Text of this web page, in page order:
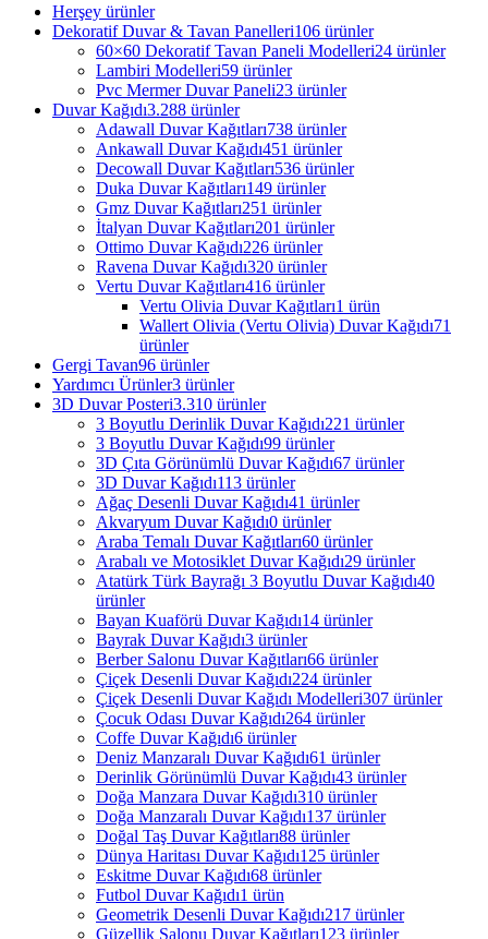
Herşey ürünler
Dekoratif Duvar & Tavan Panelleri106 ürünler
60×60 Dekoratif Tavan Paneli Modelleri24 ürünler
Lambiri Modelleri59 ürünler
Pvc Mermer Duvar Paneli23 ürünler
Duvar Kağıdı3.288 ürünler
Adawall Duvar Kağıtları738 ürünler
Ankawall Duvar Kağıdı451 ürünler
Decowall Duvar Kağıtları536 ürünler
Duka Duvar Kağıtları149 ürünler
Gmz Duvar Kağıtları251 ürünler
İtalyan Duvar Kağıtları201 ürünler
Ottimo Duvar Kağıdı226 ürünler
Ravena Duvar Kağıdı320 ürünler
Vertu Duvar Kağıtları416 ürünler
Vertu Olivia Duvar Kağıtları1 ürün
Wallert Olivia (Vertu Olivia) Duvar Kağıdı71
ürünler
Gergi Tavan96 ürünler
Yardımcı Ürünler3 ürünler
3D Duvar Posteri3.310 ürünler
3 Boyutlu Derinlik Duvar Kağıdı221 ürünler
3 Boyutlu Duvar Kağıdı99 ürünler
3D Çıta Görünümlü Duvar Kağıdı67 ürünler
3D Duvar Kağıdı113 ürünler
Ağaç Desenli Duvar Kağıdı41 ürünler
Akvaryum Duvar Kağıdı0 ürünler
Araba Temalı Duvar Kağıtları60 ürünler
Arabalı ve Motosiklet Duvar Kağıdı29 ürünler
Atatürk Türk Bayrağı 3 Boyutlu Duvar Kağıdı40
ürünler
Bayan Kuaförü Duvar Kağıdı14 ürünler
Bayrak Duvar Kağıdı3 ürünler
Berber Salonu Duvar Kağıtları66 ürünler
Çiçek Desenli Duvar Kağıdı224 ürünler
Çiçek Desenli Duvar Kağıdı Modelleri307 ürünler
Çocuk Odası Duvar Kağıdı264 ürünler
Coffe Duvar Kağıdı6 ürünler
Deniz Manzaralı Duvar Kağıdı61 ürünler
Derinlik Görünümlü Duvar Kağıdı43 ürünler
Doğa Manzara Duvar Kağıdı310 ürünler
Doğa Manzaralı Duvar Kağıdı137 ürünler
Doğal Taş Duvar Kağıtları88 ürünler
Dünya Haritası Duvar Kağıdı125 ürünler
Eskitme Duvar Kağıdı68 ürünler
Futbol Duvar Kağıdı1 ürün
Geometrik Desenli Duvar Kağıdı217 ürünler
Güzellik Salonu Duvar Kağıtları123 ürünler